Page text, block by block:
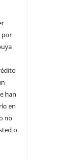
por
han
en
no
o